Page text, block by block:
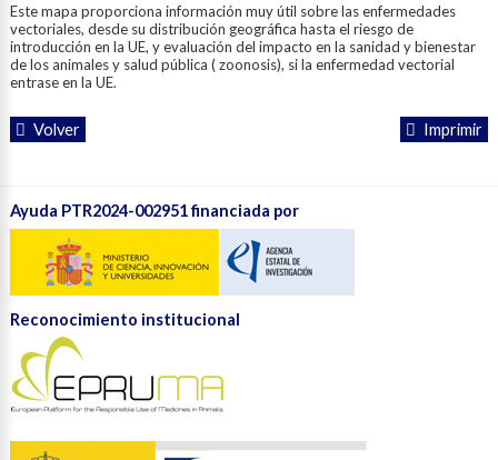
Este mapa proporciona información muy útil sobre las enfermedades
vectoriales, desde su distribución geográfica hasta el riesgo de
introducción en la UE, y evaluación del impacto en la sanidad y bienestar
de los animales y salud pública ( zoonosis), si la enfermedad vectorial
entrase en la UE.
Volver Imprimir
Ayuda PTR2024-002951 financiada por
Reconocimiento institucional